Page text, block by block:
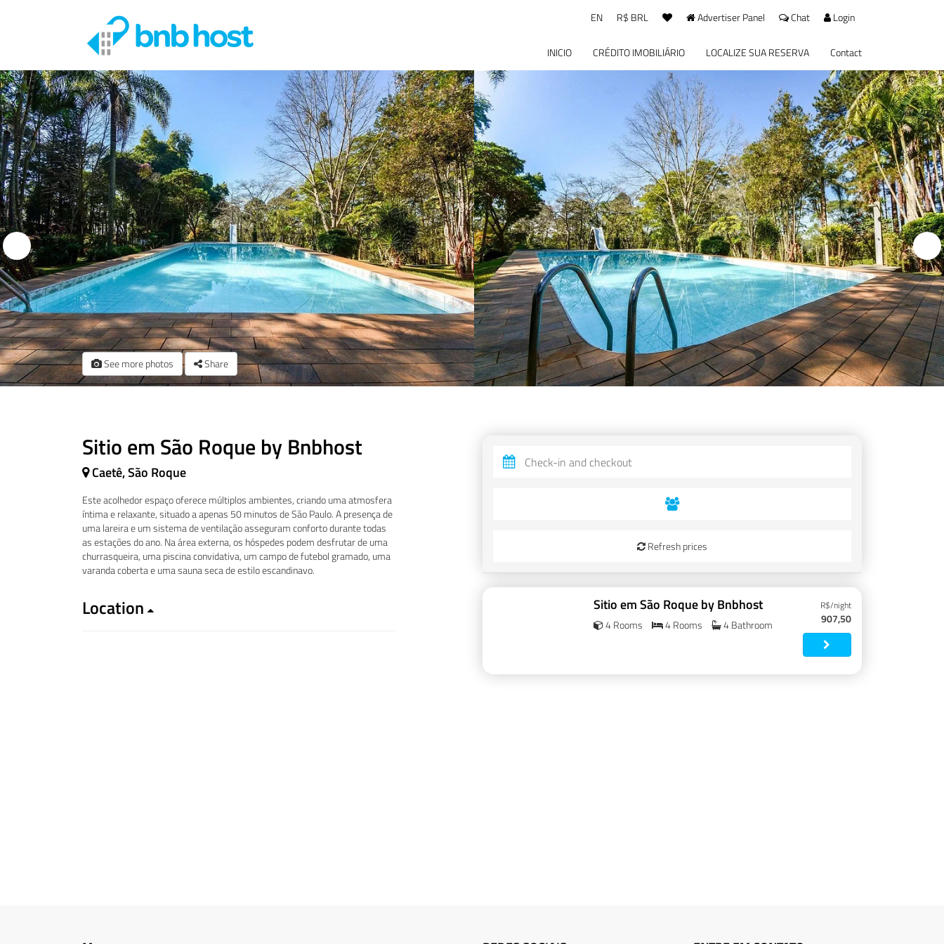
EN R$ BRL Advertiser Panel Chat Login
INICIO CRÉDITO IMOBILIÁRIO LOCALIZE SUA RESERVA Contact
See more photos Share
Sitio em São Roque by Bnbhost
Caetê, São Roque
Este acolhedor espaço oferece múltiplos ambientes, criando uma atmosfera
íntima e relaxante, situado a apenas 50 minutos de São Paulo. A presença de
uma lareira e um sistema de ventilação asseguram conforto durante todas
as estações do ano. Na área externa, os hóspedes podem desfrutar de uma
churrasqueira, uma piscina convidativa, um campo de futebol gramado, uma
varanda coberta e uma sauna seca de estilo escandinavo.
Location
Refresh prices
Sitio em São Roque by Bnbhost
4 Rooms 4 Rooms 4 Bathroom
R$/night
907,50